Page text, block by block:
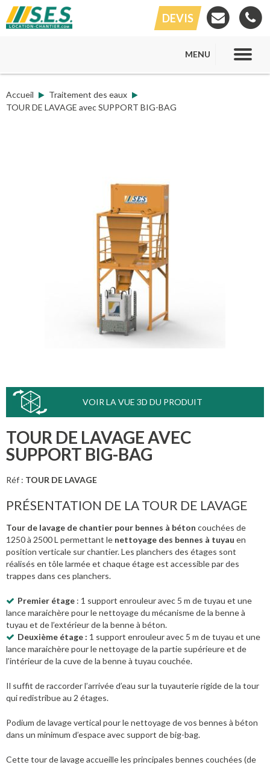
DEVIS
MENU
Accueil
Traitement des eaux
TOUR DE LAVAGE avec SUPPORT BIG-BAG
VOIR LA VUE 3D DU PRODUIT
TOUR DE LAVAGE AVEC
SUPPORT BIG-BAG
Réf : TOUR DE LAVAGE
PRÉSENTATION DE LA TOUR DE LAVAGE
Tour de lavage de chantier pour bennes à béton couchées de
1250 à 2500 L permettant le nettoyage des bennes à tuyau en
position verticale sur chantier. Les planchers des étages sont
réalisés en tôle larmée et chaque étage est accessible par des
trappes dans ces planchers.
Premier étage : 1 support enrouleur avec 5 m de tuyau et une
lance maraichère pour le nettoyage du mécanisme de la benne à
tuyau et de l’extérieur de la benne à béton.
Deuxième étage : 1 support enrouleur avec 5 m de tuyau et une
lance maraichère pour le nettoyage de la partie supérieure et de
l’intérieur de la cuve de la benne à tuyau couchée.
Il suffit de raccorder l’arrivée d’eau sur la tuyauterie rigide de la tour
qui redistribue au 2 étages.
Podium de lavage vertical pour le nettoyage de vos bennes à béton
dans un minimum d’espace avec support de big-bag.
Cette tour de lavage accueille les principales bennes couchées (de